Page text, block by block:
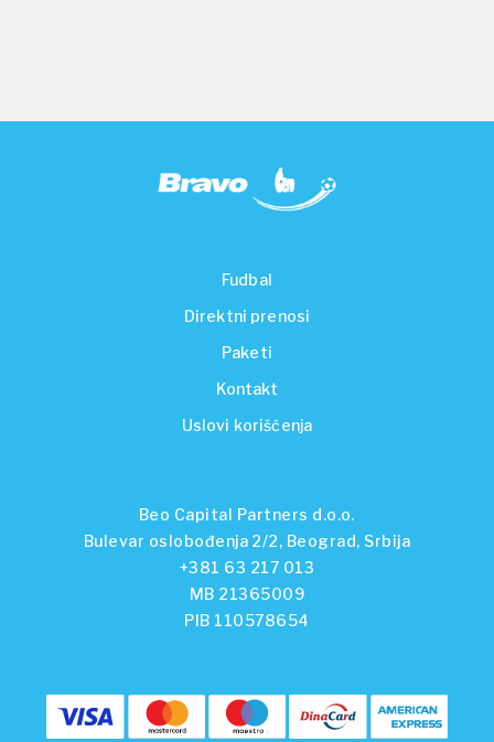
Fudbal
Direktni prenosi
Paketi
Kontakt
Uslovi korišćenja
Beo Capital Partners d.o.o.
Bulevar oslobođenja 2/2, Beograd, Srbija
+381 63 217 013
MB 21365009
PIB 110578654